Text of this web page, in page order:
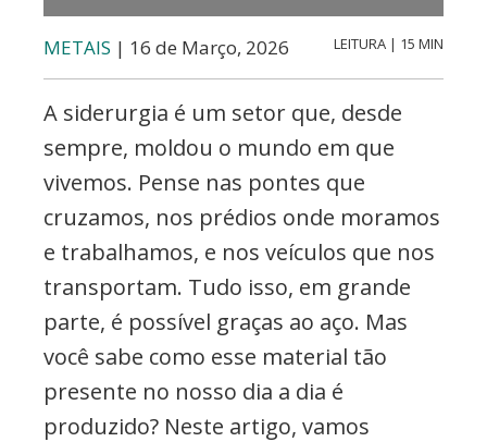
METAIS | 16 de Março, 2026 LEITURA | 15 MIN
A siderurgia é um setor que, desde
sempre, moldou o mundo em que
vivemos. Pense nas pontes que
cruzamos, nos prédios onde moramos
e trabalhamos, e nos veículos que nos
transportam. Tudo isso, em grande
parte, é possível graças ao aço. Mas
você sabe como esse material tão
presente no nosso dia a dia é
produzido? Neste artigo, vamos